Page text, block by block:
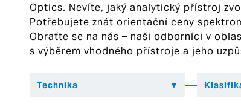
Optics. Nevíte, jaký analytický přístroj
Potřebujete znát orientační ceny
Obraťte se na nás – naši odborníci v
s výběrem vhodného přístroje a jeho